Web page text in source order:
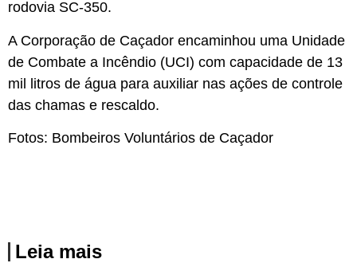
rodovia SC-350.
A Corporação de Caçador encaminhou uma Unidade
de Combate a Incêndio (UCI) com capacidade de 13
mil litros de água para auxiliar nas ações de controle
das chamas e rescaldo.
Fotos: Bombeiros Voluntários de Caçador
Leia mais